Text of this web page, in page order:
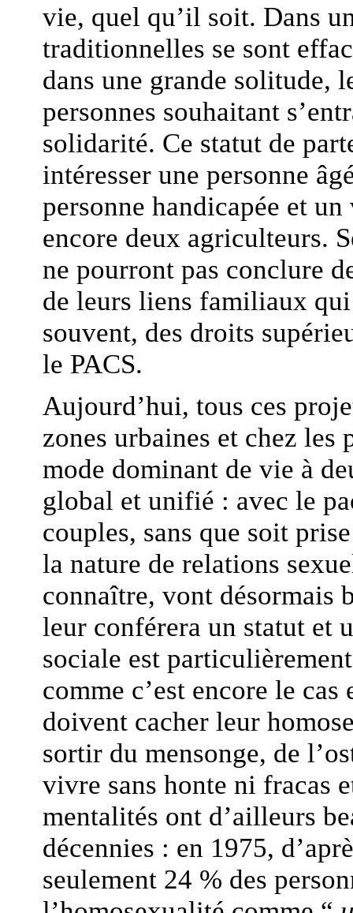
vie, quel qu’il soit. Dans
traditionnelles se sont
dans une grande solitude,
personnes souhaitant
solidarité. Ce statut de
intéresser une personne
personne handicapée et
encore deux agriculteurs.
ne pourront pas conclure
de leurs liens familiaux
souvent, des droits
le PACS.
Aujourd’hui, tous ces
zones urbaines et chez les
mode dominant de vie à
global et unifié : avec le
couples, sans que soit
la nature de relations
connaître, vont désormais
leur conférera un statut et
sociale est
comme c’est encore le
doivent cacher leur
sortir du mensonge, de
vivre sans honte ni fracas
mentalités ont d’ailleurs
décennies : en 1975,
seulement 24 % des